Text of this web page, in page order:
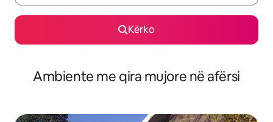
Kërko
Ambiente me qira mujore në afërsi